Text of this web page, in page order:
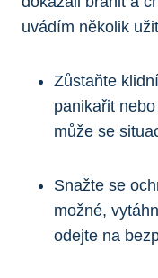
uvádím několik
Zůstaňte
panikařit
může se
Snažte se
možné,
odejte na